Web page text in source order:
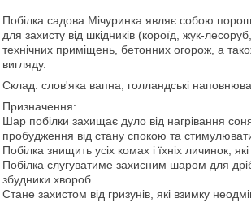
Побілка садова Мічуринка являє собою
для захисту від шкідників (короїд, жук-
технічних приміщень, бетонних огорож, а
вигляду.
Склад: слов'яка вапна, голландські
Призначення:
Шар побілки захищає дуло від нагрівання
пробудження від стану спокою та
Побілка знищить усіх комах і їхніх личинок,
Побілка слугуватиме захисним шаром для
збудники хвороб.
Стане захистом від гризунів, які взимку